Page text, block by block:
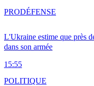
L'Ukraine estime que près
dans son armée
15:55
PRODÉFENSE
POLITIQUE